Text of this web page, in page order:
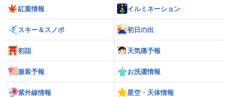
紅葉情報 イルミネーション
スキー＆スノボ 初日の出
初詣 天気痛予報
服装予報 お洗濯情報
紫外線情報 星空・天体情報